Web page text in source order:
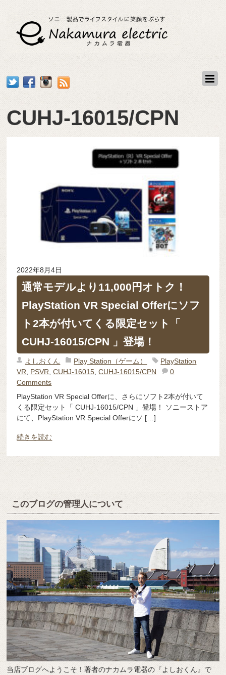
CUHJ-16015/CPN
2022年8月4日
通常モデルより11,000円オトク！
PlayStation VR Special Offerにソフ
ト2本が付いてくる限定セット「
CUHJ-16015/CPN 」登場！
よしおくん Play Station（ゲーム）
PlayStation
VR
PSVR ,CUHJ-16015 ,CUHJ-16015/CPN
0
Comments
PlayStation VR Special Offerに、さらにソフト2本が付いて
くる限定セット「 CUHJ-16015/CPN 」登場！ ソニーストア
にて、PlayStation VR Special Offerにソ […]
続きを読む
このブログの管理人について
当店ブログへようこそ！著者のナカムラ電器の『よしおくん』で